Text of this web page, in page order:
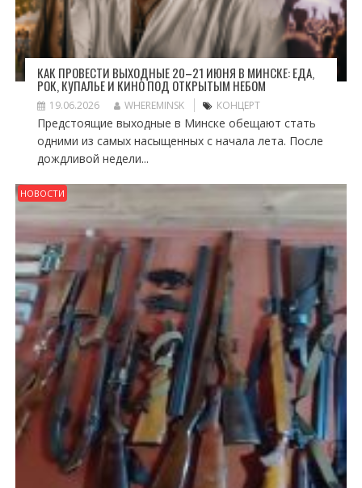
КАК ПРОВЕСТИ ВЫХОДНЫЕ 20–21 ИЮНЯ В МИНСКЕ: ЕДА,
РОК, КУПАЛЬЕ И КИНО ПОД ОТКРЫТЫМ НЕБОМ
19.06.2026 WHEREMINSK КОНЦЕРТ
Предстоящие выходные в Минске обещают стать
одними из самых насыщенных с начала лета. После
дождливой недели...
НОВОСТИ